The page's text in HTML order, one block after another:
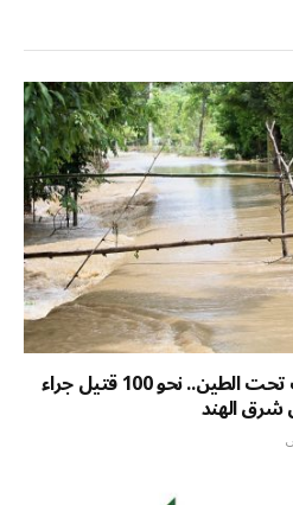
منازل غارقة ومركبات تحت الطين.. نحو 100 قتيل جراء
الهند